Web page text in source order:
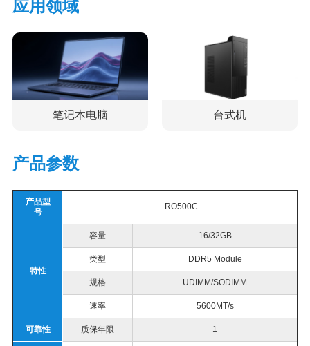
应用领域
笔记本电脑 台式机
产品参数
产品型
号
RO500C
特性
容量 16/32GB
类型 DDR5 Module
规格 UDIMM/SODIMM
速率 5600MT/s
可靠性 质保年限 1